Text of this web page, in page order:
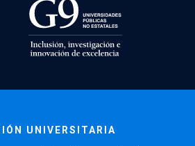
UNIVERSITARIA